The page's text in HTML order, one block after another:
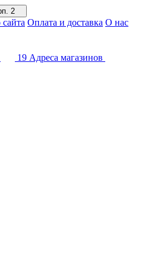
2
Оплата и доставка О нас
19 Адреса магазинов